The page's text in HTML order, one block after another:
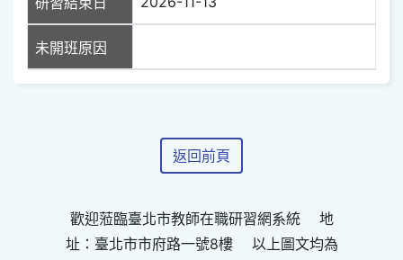
未開班原因
返回前頁
歡迎蒞臨臺北市教師在職研習網系統 地
址：臺北市市府路一號8樓 以上圖文均為